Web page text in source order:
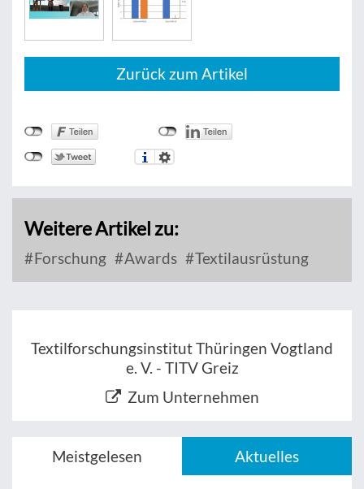
Zurück zum Artikel
Weitere Artikel zu:
Forschung Awards Textilausrüstung
Textilforschungsinstitut Thüringen Vogtland
e. V. - TITV Greiz
Zum Unternehmen
Meistgelesen Aktuelles